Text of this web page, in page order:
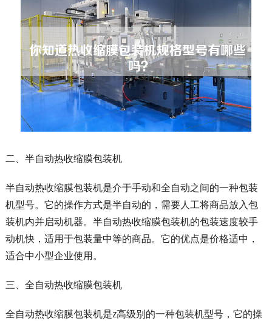
二、半自动热收缩膜包装机
半自动热收缩膜包装机是介于手动和全自动之间的一种包装
机型号。它的操作方式是半自动的，需要人工将商品放入包
装机内并启动机器。半自动热收缩膜包装机的包装速度较手
动机快，适用于包装量中等的商品。它的优点是价格适中，
适合中小型企业使用。
三、全自动热收缩膜包装机
全自动热收缩膜包装机是z高级别的一种包装机型号，它的操